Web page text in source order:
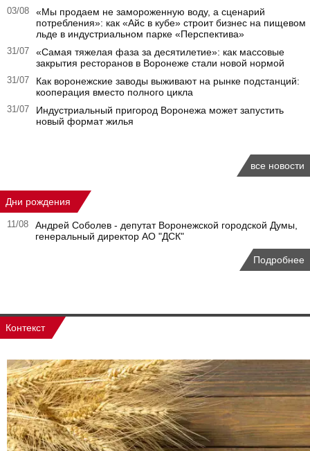
03/08
«Мы продаем не замороженную воду, а сценарий
потребления»: как «Айс в кубе» строит бизнес на пищевом
льде в индустриальном парке «Перспектива»
31/07
«Самая тяжелая фаза за десятилетие»: как массовые
закрытия ресторанов в Воронеже стали новой нормой
31/07
Как воронежские заводы выживают на рынке подстанций:
кооперация вместо полного цикла
31/07
Индустриальный пригород Воронежа может запустить
новый формат жилья
все новости
Дни рождения
11/08
Андрей Соболев - депутат Воронежской городской Думы,
генеральный директор АО "ДСК"
Подробнее
Контекст